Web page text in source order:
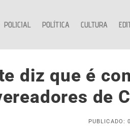
POLICIAL POLÍTICA CULTURA
diz que é
de
PUBLICADO: